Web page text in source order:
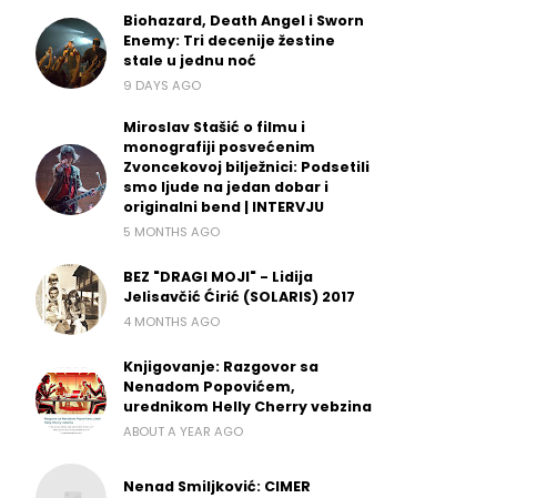
Biohazard, Death Angel i Sworn
Enemy: Tri decenije žestine
stale u jednu noć
9 DAYS AGO
Miroslav Stašić o filmu i
monografiji posvećenim
Zvoncekovoj bilježnici: Podsetili
smo ljude na jedan dobar i
originalni bend | INTERVJU
5 MONTHS AGO
BEZ "DRAGI MOJI" - Lidija
Jelisavčić Ćirić (SOLARIS) 2017
4 MONTHS AGO
Knjigovanje: Razgovor sa
Nenadom Popovićem,
urednikom Helly Cherry vebzina
ABOUT A YEAR AGO
Nenad Smiljković: CIMER